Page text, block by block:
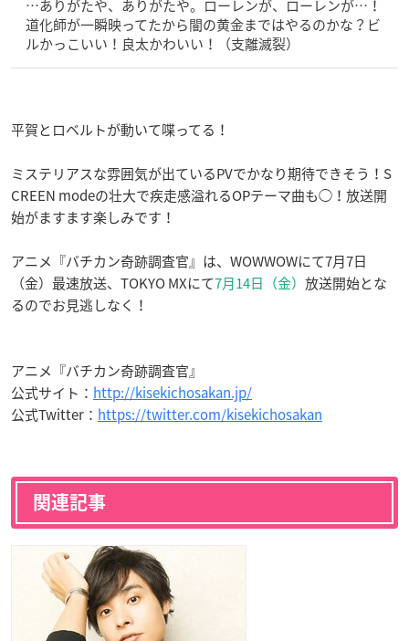
…ありがたや、ありがたや。ローレンが、ローレンが…！
道化師が一瞬映ってたから闇の黄金まではやるのかな？ビ
ルかっこいい！良太かわいい！（支離滅裂）
平賀とロベルトが動いて喋ってる！
ミステリアスな雰囲気が出ているPVでかなり期待できそう！S
CREEN modeの壮大で疾走感溢れるOPテーマ曲も◯！放送開
始がますます楽しみです！
アニメ『バチカン奇跡調査官』は、WOWWOWにて7月7日
（金）最速放送、TOKYO MXにて7月14日（金） 放送開始とな
るのでお見逃しなく！
アニメ『バチカン奇跡調査官』
公式サイト： http://kisekichosakan.jp/
公式Twitter： https://twitter.com/kisekichosakan
関連記事